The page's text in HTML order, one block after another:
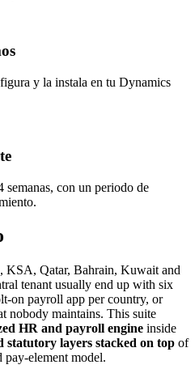
y la instala en tu Dynamics
semanas, con un periodo de
Qatar, Bahrain, Kuwait and
tenant usually end up with six
on payroll app per country, or
nobody maintains. This suite
HR and payroll engine inside
statutory layers stacked on top of
pay-element model.